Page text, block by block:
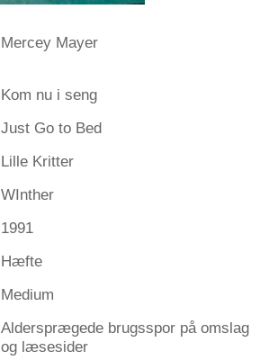
Mercey Mayer
Kom nu i seng
Just Go to Bed
Lille Kritter
WInther
1991
Hæfte
Medium
Aldersprægede brugsspor på omslag
og læsesider